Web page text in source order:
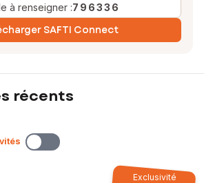
à renseigner :796336
SAFTI Connect
récents
Exclusivité